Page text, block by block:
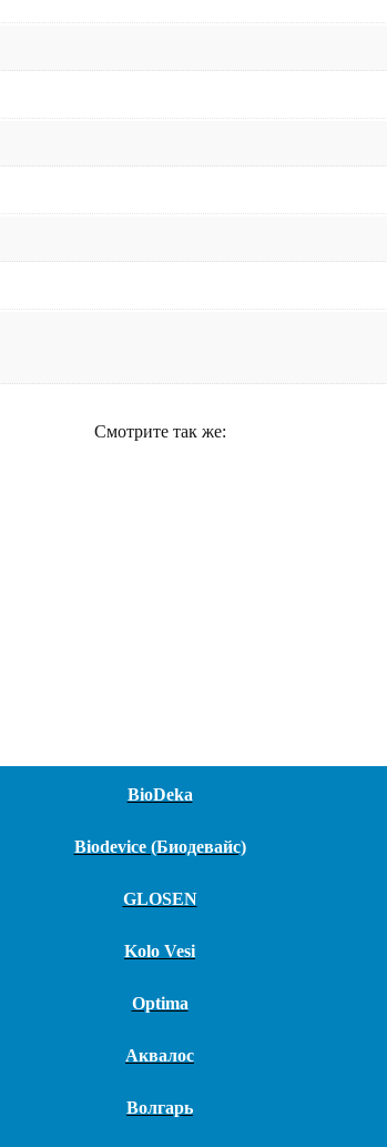
Смотрите так же:
BioDeka
Biodevice (Биодевайс)
GLOSEN
Kolo Vesi
Optima
Аквалос
Волгарь